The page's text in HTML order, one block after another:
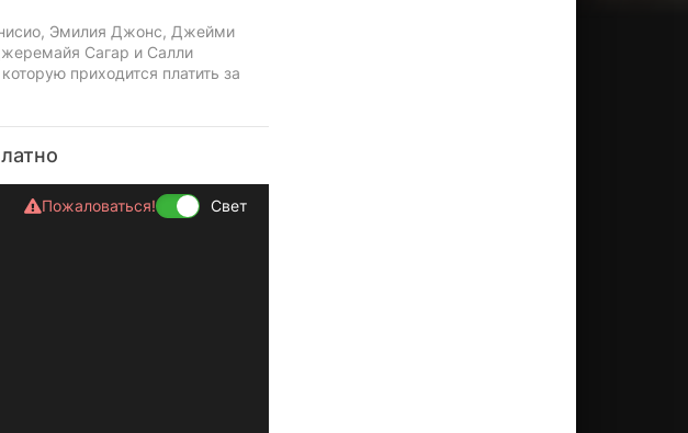
Эмилия Джонс, Джейми
Сагар и Салли
приходится платить за
Пожаловаться! Свет